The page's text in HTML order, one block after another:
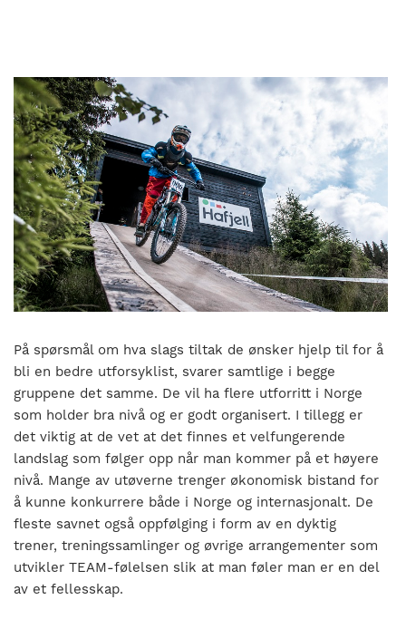
På spørsmål om hva slags tiltak de ønsker hjelp til for å
bli en bedre utforsyklist, svarer samtlige i begge
gruppene det samme. De vil ha flere utforritt i Norge
som holder bra nivå og er godt organisert. I tillegg er
det viktig at de vet at det finnes et velfungerende
landslag som følger opp når man kommer på et høyere
nivå. Mange av utøverne trenger økonomisk bistand for
å kunne konkurrere både i Norge og internasjonalt. De
fleste savnet også oppfølging i form av en dyktig
trener, treningssamlinger og øvrige arrangementer som
utvikler TEAM-følelsen slik at man føler man er en del
av et fellesskap.